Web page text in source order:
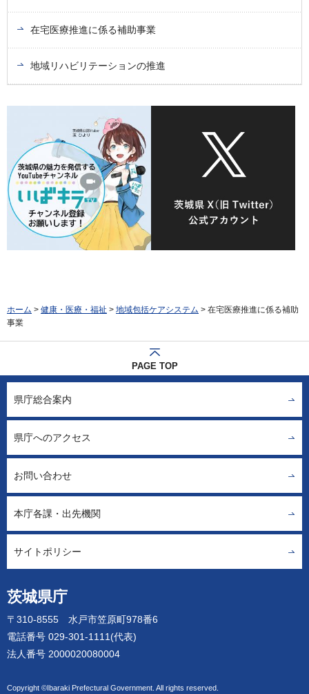
在宅医療推進に係る補助事業
地域リハビリテーションの推進
ホーム > 健康・医療・福祉 > 地域包括ケアシステム > 在宅医療推進に係る補助
事業
PAGE TOP
茨城県庁
〒310-8555 水戸市笠原町978番6
電話番号 029-301-1111(代表)
法人番号 2000020080004
Copyright ©Ibaraki Prefectural Government. All rights reserved.
県庁総合案内
県庁へのアクセス
お問い合わせ
本庁各課・出先機関
サイトポリシー